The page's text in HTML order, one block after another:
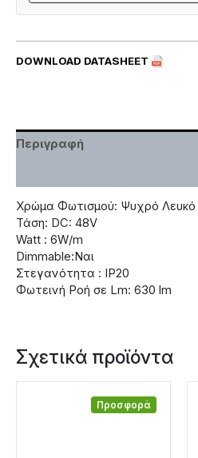
DOWNLOAD DATASHEET
Περιγραφή
Χρώμα Φωτισμού: Ψυχρό Λευκό
Τάση: DC: 48V
Watt : 6W/m
Dimmable:Ναι
Στεγανότητα : IP20
Φωτεινή Ροή σε Lm: 630 lm
Σχετικά προϊόντα
Προσφορά